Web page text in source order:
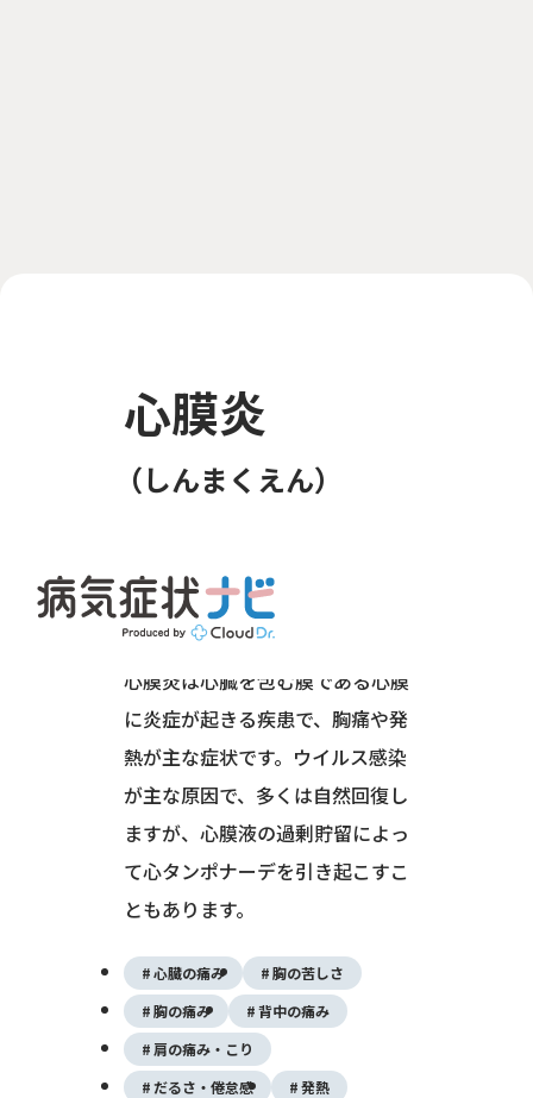
心膜炎
しんまくえん
心臓・血管（循環器系）
心筋・弁膜・心膜の病気
心膜炎は心臓を包む膜である心膜
に炎症が起きる疾患で、胸痛や発
熱が主な症状です。ウイルス感染
が主な原因で、多くは自然回復し
ますが、心膜液の過剰貯留によっ
て心タンポナーデを引き起こすこ
ともあります。
心臓の痛み
胸の苦しさ
胸の痛み
背中の痛み
肩の痛み・こり
だるさ・倦怠感
発熱